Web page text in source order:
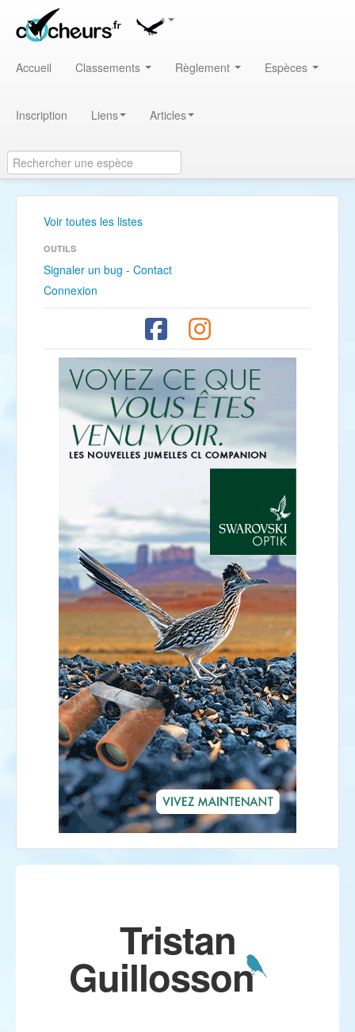
Accueil Classements Règlement Espèces
Inscription Liens Articles
Voir toutes les listes
OUTILS
Signaler un bug - Contact
Connexion
Tristan
Guillosson